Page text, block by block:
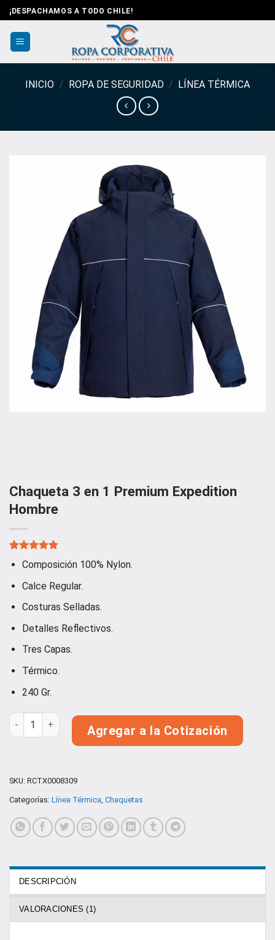
Saltar
al
contenido
¡DESPACHAMOS A TODO CHILE!
INICIO / ROPA DE SEGURIDAD / LÍNEA TÉRMICA
Chaqueta 3 en 1 Premium Expedition
Hombre
Valorado
con5.00
base a
de un
Composición 100% Nylon.
Calce Regular.
Costuras Selladas.
Detalles Reflectivos.
Tres Capas.
Térmico.
240 Gr.
Chaqueta 3 en 1 Premium Expedition Hombre cantidad
Agregar a la Cotización
SKU: RCTX0008309
Categorías: Línea Térmica, Chaquetas
DESCRIPCIÓN
VALORACIONES (1)